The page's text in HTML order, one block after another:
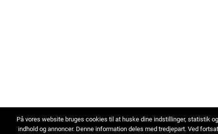
På vores website bruges cookies til at huske dine indstillinger, statistik
indhold og annoncer. Denne information deles med tredjepart. Ved